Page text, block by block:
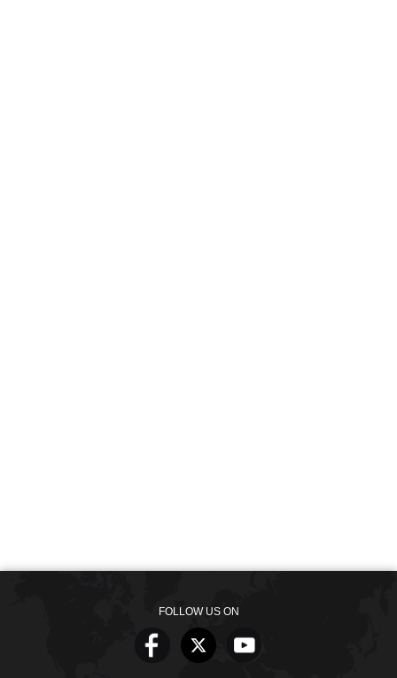
FOLLOW US ON